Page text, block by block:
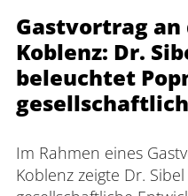
Gastvortrag
Koblenz: Dr.
beleuchtet
Im Rahmen eines
Koblenz zeigte Dr.